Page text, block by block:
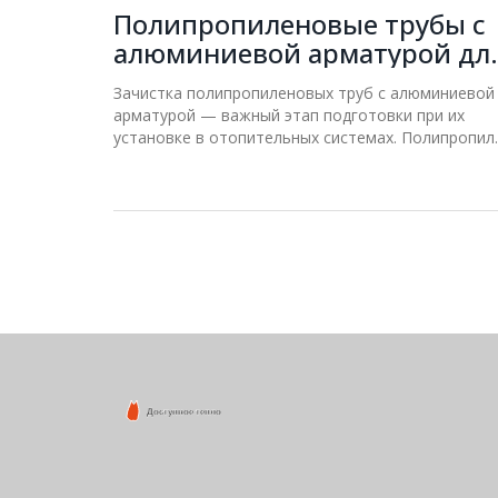
Полипропиленовые трубы с
алюминиевой арматурой
отопления: нужно ли их
зачищать?
Зачистка полипропиленовых труб с алюминиевой
арматурой — важный этап подготовки при их
установке в отопительных системах.